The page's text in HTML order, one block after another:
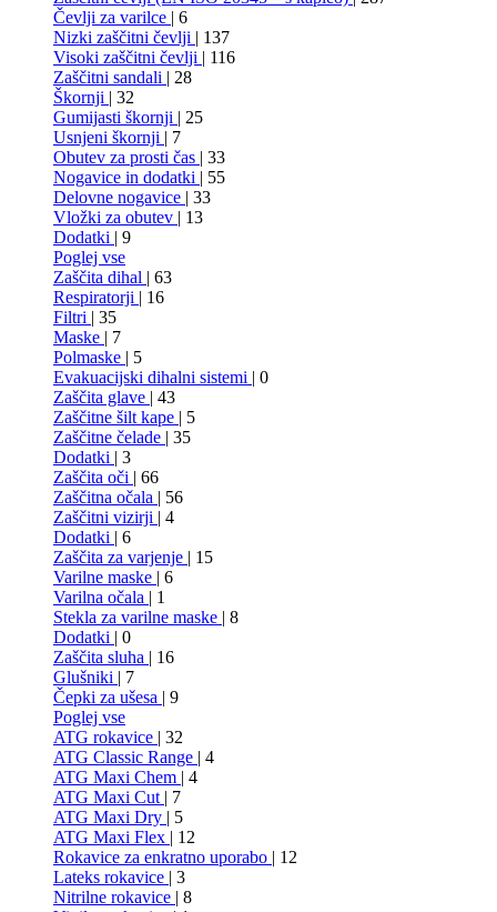
Čevlji za varilce | 6
Nizki zaščitni čevlji | 137
Visoki zaščitni čevlji | 116
Zaščitni sandali | 28
Škornji | 32
Gumijasti škornji | 25
Usnjeni škornji | 7
Obutev za prosti čas | 33
Nogavice in dodatki | 55
Delovne nogavice | 33
Vložki za obutev | 13
Dodatki | 9
Poglej vse
Zaščita dihal | 63
Respiratorji | 16
Filtri | 35
Maske | 7
Polmaske | 5
Evakuacijski dihalni sistemi | 0
Zaščita glave | 43
Zaščitne šilt kape | 5
Zaščitne čelade | 35
Dodatki | 3
Zaščita oči | 66
Zaščitna očala | 56
Zaščitni vizirji | 4
Dodatki | 6
Zaščita za varjenje | 15
Varilne maske | 6
Varilna očala | 1
Stekla za varilne maske | 8
Dodatki | 0
Zaščita sluha | 16
Glušniki | 7
Čepki za ušesa | 9
Poglej vse
ATG rokavice | 32
ATG Classic Range | 4
ATG Maxi Chem | 4
ATG Maxi Cut | 7
ATG Maxi Dry | 5
ATG Maxi Flex | 12
Rokavice za enkratno uporabo | 12
Lateks rokavice | 3
Nitrilne rokavice | 8